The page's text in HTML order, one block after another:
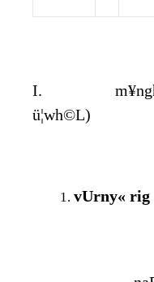
I.
ü¦wh©L)
vUrny« rig